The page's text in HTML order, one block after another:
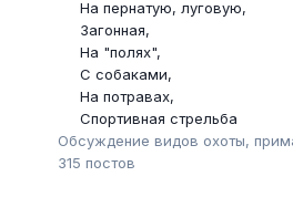
На пернатую, луговую
Загонная
На "полях"
С собаками
На потравах
Спортивная стрельба
Обсуждение видов охоты,
315 постов